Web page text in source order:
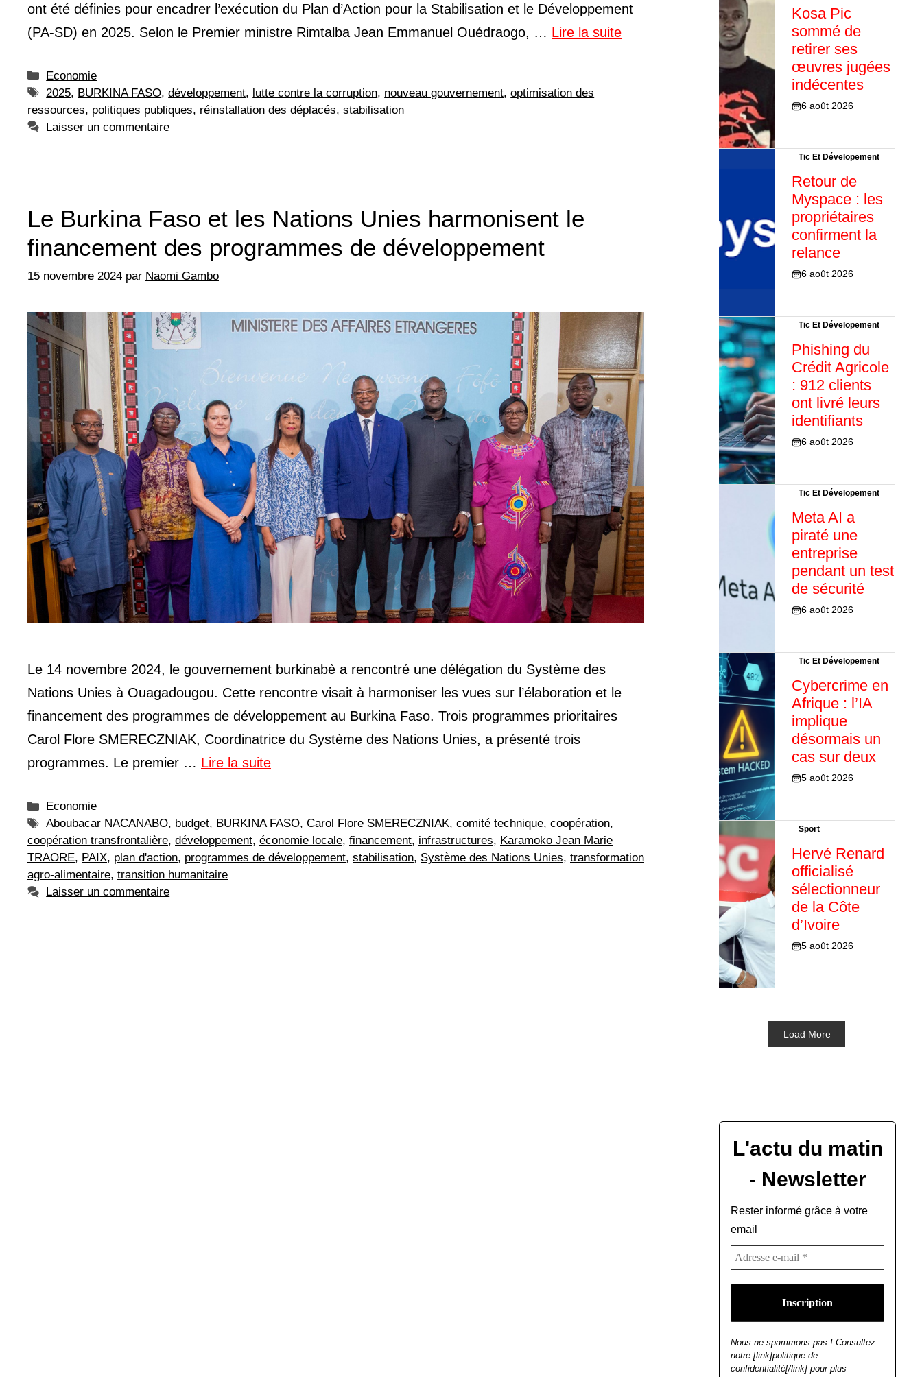
ont été définies pour encadrer l’exécution du Plan d’Action pour la Stabilisation et le Développement
(PA-SD) en 2025. Selon le Premier ministre Rimtalba Jean Emmanuel Ouédraogo, … Lire la suite
Catégories
Economie
Étiquettes
2025, BURKINA FASO,développement, lutte contre la corruption, nouveau gouvernement,optimisation des
ressources, politiques publiques, réinstallation des déplacés, stabilisation
Laisser un commentaire
Le Burkina Faso et les Nations Unies harmonisent le
financement des programmes de développement
15 novembre 2024 par Naomi Gambo
Le 14 novembre 2024, le gouvernement burkinabè a rencontré une délégation du Système des
Nations Unies à Ouagadougou. Cette rencontre visait à harmoniser les vues sur l’élaboration et le
financement des programmes de développement au Burkina Faso. Trois programmes prioritaires
Carol Flore SMERECZNIAK, Coordinatrice du Système des Nations Unies, a présenté trois
programmes. Le premier … Lire la suite
Catégories
Economie
Étiquettes
Aboubacar NACANABO, budget, BURKINA FASO,Carol Flore SMERECZNIAK,comité technique,coopération,
coopération transfrontalière, développement, économie locale, financement, infrastructures, Karamoko Jean Marie
TRAORE, PAIX, plan d'action, programmes de développement, stabilisation, Système des Nations Unies, transformation
agro-alimentaire, transition humanitaire
Laisser un commentaire
Kosa Pic
sommé de
retirer ses
œuvres jugées
indécentes
6 août 2026
Tic Et Dévelopement
Retour de
Myspace : les
propriétaires
confirment la
relance
6 août 2026
Tic Et Dévelopement
Phishing du
Crédit Agricole
: 912 clients
ont livré leurs
identifiants
6 août 2026
Tic Et Dévelopement
Meta AI a
piraté une
entreprise
pendant un test
de sécurité
6 août 2026
Tic Et Dévelopement
Cybercrime en
Afrique : l’IA
implique
désormais un
cas sur deux
5 août 2026
Sport
Hervé Renard
officialisé
sélectionneur
de la Côte
d’Ivoire
5 août 2026
Load More
L'actu du matin
- Newsletter
Rester informé grâce à votre
email
Nous ne spammons pas ! Consultez
notre [link]politique de
confidentialité[/link] pour plus